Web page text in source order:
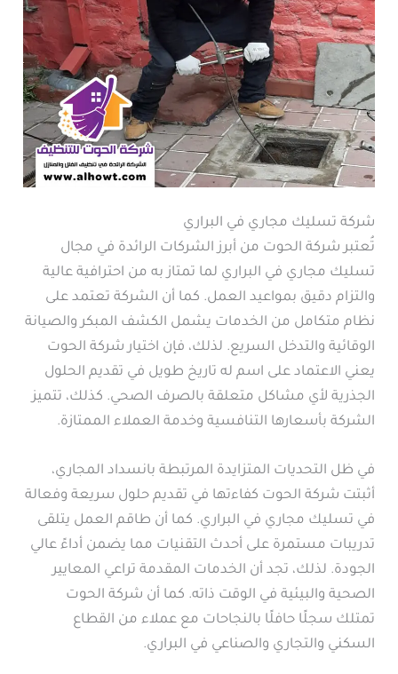
شركة تسليك مجاري في البراري
تُعتبر شركة الحوت من أبرز الشركات الرائدة في مجال
تسليك مجاري في البراري لما تمتاز به من احترافية عالية
والتزام دقيق بمواعيد العمل. كما أن الشركة تعتمد على
نظام متكامل من الخدمات يشمل الكشف المبكر والصيانة
الوقائية والتدخل السريع. لذلك، فإن اختيار شركة الحوت
يعني الاعتماد على اسم له تاريخ طويل في تقديم الحلول
الجذرية لأي مشاكل متعلقة بالصرف الصحي. كذلك، تتميز
الشركة بأسعارها التنافسية وخدمة العملاء الممتازة.
في ظل التحديات المتزايدة المرتبطة بانسداد المجاري،
أثبتت شركة الحوت كفاءتها في تقديم حلول سريعة وفعالة
في تسليك مجاري في البراري. كما أن طاقم العمل يتلقى
تدريبات مستمرة على أحدث التقنيات مما يضمن أداءً عالي
الجودة. لذلك، تجد أن الخدمات المقدمة تراعي المعايير
الصحية والبيئية في الوقت ذاته. كما أن شركة الحوت
تمتلك سجلًا حافلًا بالنجاحات مع عملاء من القطاع
السكني والتجاري والصناعي في البراري.